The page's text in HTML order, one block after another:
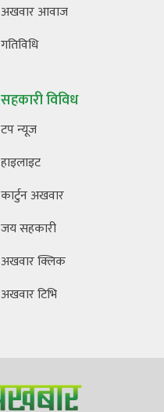
अखवार आवाज
गतिविधि
सहकारी विविध
टप न्यूज
हाइलाइट
कार्टुन अखवार
जय सहकारी
अखवार क्लिक
अखवार टिभि